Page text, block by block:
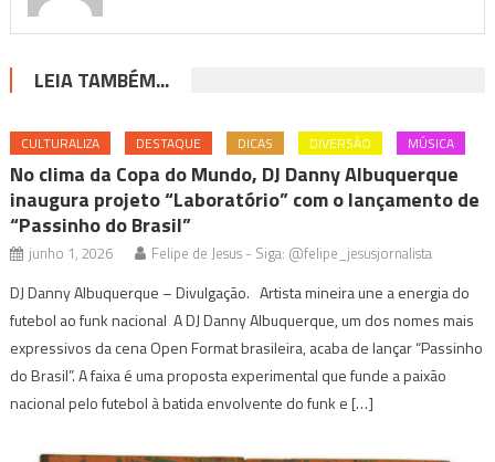
LEIA TAMBÉM...
CULTURALIZA DESTAQUE DICAS DIVERSÃO MÚSICA
No clima da Copa do Mundo, DJ Danny Albuquerque
inaugura projeto “Laboratório” com o lançamento de
“Passinho do Brasil”
junho 1, 2026 Felipe de Jesus - Siga: @felipe_jesusjornalista
DJ Danny Albuquerque – Divulgação. Artista mineira une a energia do
futebol ao funk nacional A DJ Danny Albuquerque, um dos nomes mais
expressivos da cena Open Format brasileira, acaba de lançar “Passinho
do Brasil”. A faixa é uma proposta experimental que funde a paixão
nacional pelo futebol à batida envolvente do funk e […]